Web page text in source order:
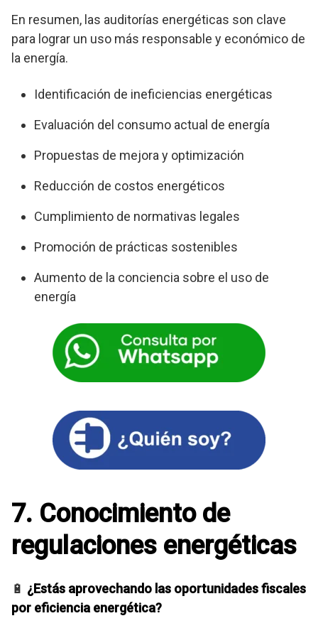
En resumen, las auditorías energéticas son clave
para lograr un uso más responsable y económico de
la energía.
Identificación de ineficiencias energéticas
Evaluación del consumo actual de energía
Propuestas de mejora y optimización
Reducción de costos energéticos
Cumplimiento de normativas legales
Promoción de prácticas sostenibles
Aumento de la conciencia sobre el uso de
energía
7. Conocimiento de
regulaciones energéticas
🔋 ¿Estás aprovechando las oportunidades fiscales
por eficiencia energética?